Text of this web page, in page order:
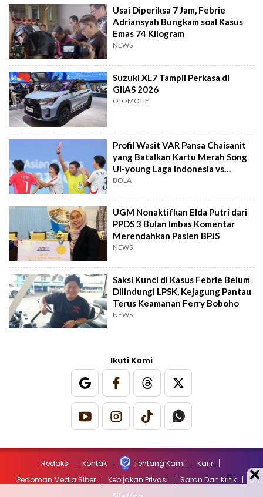
Usai Diperiksa 7 Jam, Febrie
Adriansyah Bungkam soal Kasus
Emas 74 Kilogram
NEWS
Suzuki XL7 Tampil Perkasa di
GIIAS 2026
OTOMOTIF
Profil Wasit VAR Pansa Chaisanit
yang Batalkan Kartu Merah Song
Ui-young Laga Indonesia vs
Singapura
BOLA
UGM Nonaktifkan Elda Putri dari
PPDS 3 Bulan Imbas Komentar
Merendahkan Pasien BPJS
NEWS
Saksi Kunci di Kasus Febrie Belum
Dilindungi LPSK, Kejagung Pantau
Terus Keamanan Ferry Boboho
NEWS
Ikuti Kami
Redaksi Kontak Tentang Kami
Karir
Pedoman Media Siber
Kebijakan Privasi
Saran Dan Kritik